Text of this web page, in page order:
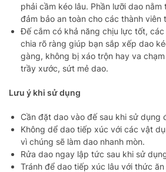
phải cầm kéo lâu. Phần lưỡi dao
đảm bảo an toàn cho các thành viên
Đế cắm có khả năng chịu lực tốt,
chia rõ ràng giúp bạn sắp xếp dao
gàng, không bị xáo trộn hay va
trầy xước, sứt mẻ dao.
Lưu ý khi sử dụng
Cần đặt dao vào đế sau khi sử dụng
Không dể dao tiếp xúc với các vật
vì chúng sẽ làm dao nhanh mòn.
Rửa dao ngay lập tức sau khi sử
Tránh để dao tiếp xúc lâu với thức